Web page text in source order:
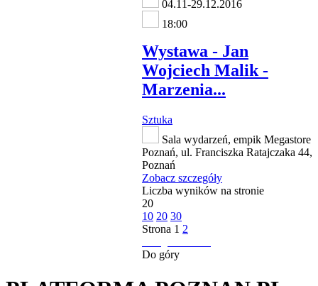
04.11-29.12.2016
18:00
Wystawa - Jan
Wojciech Malik -
Marzenia...
Sztuka
Sala wydarzeń, empik Megastore
Poznań, ul. Franciszka Ratajczaka 44,
Poznań
Zobacz szczegóły
Liczba wyników na stronie
20
10 20 30
Strona 1 2
Do góry